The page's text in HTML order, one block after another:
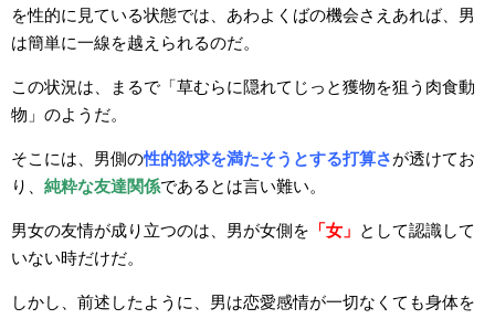
を性的に見ている状態では、あわよくばの機会さえあれば、男
は簡単に一線を越えられるのだ。
この状況は、まるで「草むらに隠れてじっと獲物を狙う肉食動
物」のようだ。
そこには、男側の性的欲求を満たそうとする打算さが透けてお
り、 純粋な友達関係であるとは言い難い。
男女の友情が成り立つのは、男が女側を 「女」 として認識して
いない時だけだ。
しかし、前述したように、男は恋愛感情が一切なくても身体を